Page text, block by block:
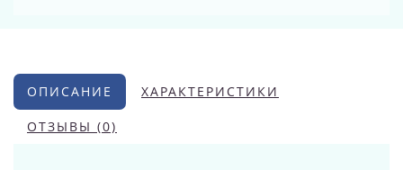
ОПИСАНИЕ ХАРАКТЕРИСТИКИ
ОТЗЫВЫ (0)